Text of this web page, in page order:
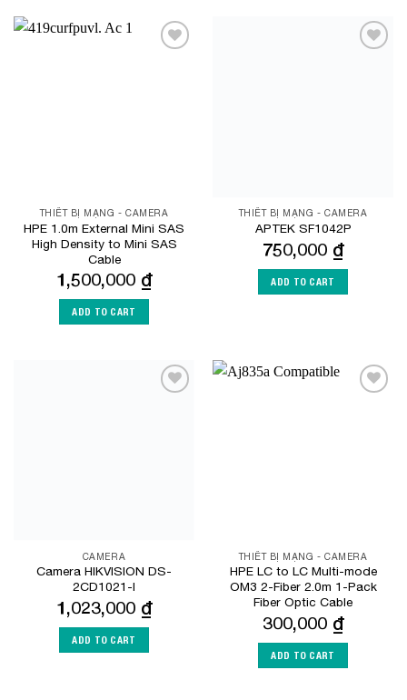
THIẾT BỊ MẠNG - CAMERA
HPE 1.0m External Mini SAS
High Density to Mini SAS
Cable
1,500,000 ₫
ADD TO CART
THIẾT BỊ MẠNG - CAMERA
APTEK SF1042P
750,000 ₫
ADD TO CART
CAMERA
Camera HIKVISION DS-
2CD1021-I
1,023,000 ₫
ADD TO CART
THIẾT BỊ MẠNG - CAMERA
HPE LC to LC Multi-mode
OM3 2-Fiber 2.0m 1-Pack
Fiber Optic Cable
300,000 ₫
ADD TO CART